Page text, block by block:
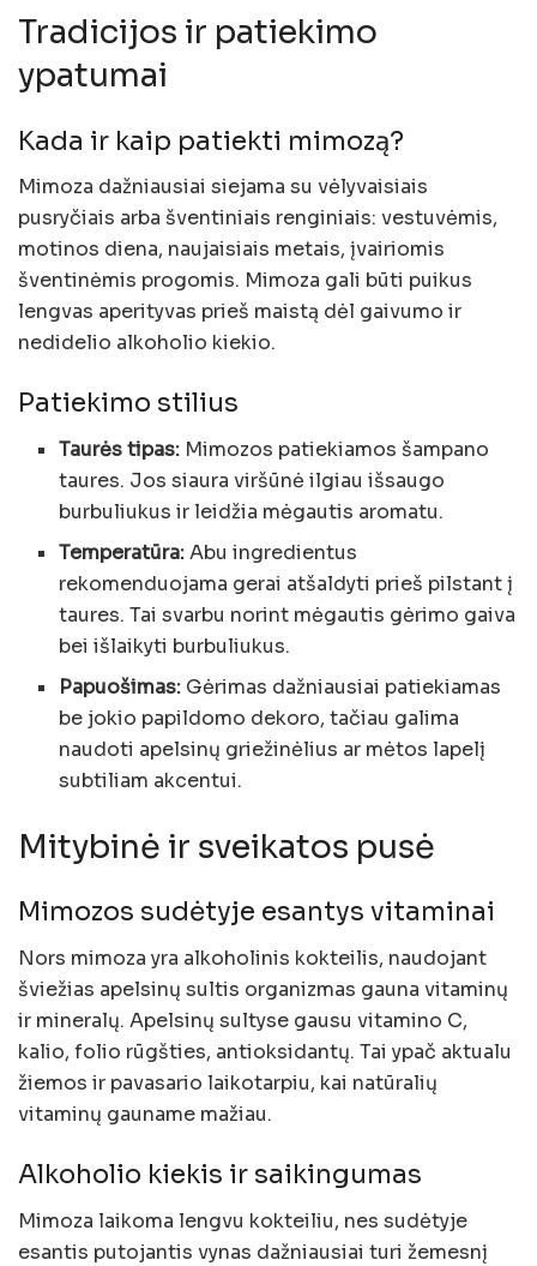
Tradicijos ir patiekimo
ypatumai
Kada ir kaip patiekti mimozą?
Mimoza dažniausiai siejama su vėlyvaisiais
pusryčiais arba šventiniais renginiais: vestuvėmis,
motinos diena, naujaisiais metais, įvairiomis
šventinėmis progomis. Mimoza gali būti puikus
lengvas aperityvas prieš maistą dėl gaivumo ir
nedidelio alkoholio kiekio.
Patiekimo stilius
Taurės tipas: Mimozos patiekiamos šampano
taures. Jos siaura viršūnė ilgiau išsaugo
burbuliukus ir leidžia mėgautis aromatu.
Temperatūra:Abu ingredientus
rekomenduojama gerai atšaldyti prieš pilstant į
taures. Tai svarbu norint mėgautis gėrimo gaiva
bei išlaikyti burbuliukus.
Papuošimas: Gėrimas dažniausiai patiekiamas
be jokio papildomo dekoro, tačiau galima
naudoti apelsinų griežinėlius ar mėtos lapelį
subtiliam akcentui.
Mitybinė ir sveikatos pusė
Mimozos sudėtyje esantys vitaminai
Nors mimoza yra alkoholinis kokteilis, naudojant
šviežias apelsinų sultis organizmas gauna vitaminų
ir mineralų. Apelsinų sultyse gausu vitamino C,
kalio, folio rūgšties, antioksidantų. Tai ypač aktualu
žiemos ir pavasario laikotarpiu, kai natūralių
vitaminų gauname mažiau.
Alkoholio kiekis ir saikingumas
Mimoza laikoma lengvu kokteiliu, nes sudėtyje
esantis putojantis vynas dažniausiai turi žemesnį